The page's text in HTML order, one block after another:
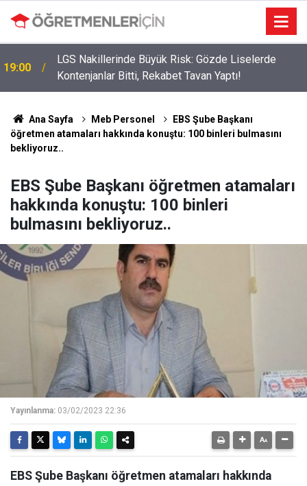
19:00
LGS Nakillerinde Büyük Risk: Gözde Liselerde
Kontenjanlar Bitti, Rekabet Tavan Yaptı!
Ana Sayfa Meb Personel
EBS Şube Başkanı
öğretmen atamaları hakkında konuştu: 100 binleri bulmasını
bekliyoruz..
EBS Şube Başkanı öğretmen atamaları
hakkında konuştu: 100 binleri
bulmasını bekliyoruz..
Yayınlanma: 03/02/2023 22:36
EBS Şube Başkanı öğretmen atamaları hakkında